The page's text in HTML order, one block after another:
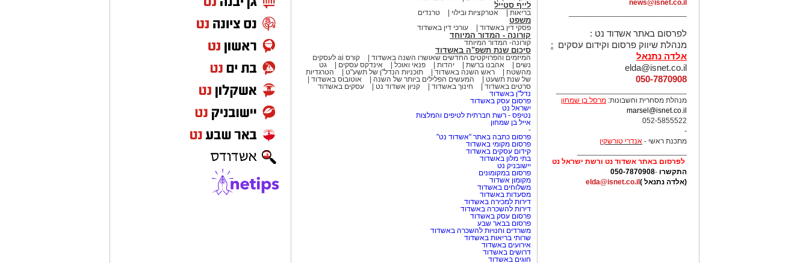
news@isnet.co.il
לפרסום באתר אשדוד נט :
מנהלת שיווק פרסום וקידום עסקים :
אלדה נתנאל
elda@isnet.co.il
050-7870908
מנהלת מסחרית וחשבונות: מרסל בן שמחון
marsel@isnet.co.il
052-5855522
-
מתכנת ראשי - אנדרי טורשקין
לפרסום באתר אשדוד נט ורשת ישראל נט
התקשרו -
050-7870908
(אלדה נתנאל ) elda@isnet.co.il
לייף סטייל
בריאות אטרקציות ובילוי טרנדים
משפט
פסקי דין באשדוד עורכי דין באשדוד
קורונה - המדור המיוחד
קורונה- המדור המיוחד
סיכום שנת תשפ"ה באשדוד
המיזמים והפרויקטים החדשים שאושרו השנה באשדוד
קורס ai לעסקים
נשים
אהבנו ברשת יהדות פנאי ואוכל אינדקס עסקים
גט
מהשטח
ראש השנה באשדוד תוכניות הנדל"ן של תשע"ט
הטרגדיות
של שנת תשעט
המעשים הפלילים ביותר של השנה
אוטובוס באשדוד
סרטים באשדוד
חינוך באשדוד קניון אשדוד נט
עסקים באשדוד
נדל"ן באשדוד
פרסום עסק באשדוד
ישראל נט
נטיפס - רשת חברתית לטיפים והמלצות
אייל בן שמחון
-
פרסום כתבה באתר "אשדוד נט"
פרסום מקומי באשדוד
קידום עסקים באשדוד
בתי מלון באשדוד
יישובניק נט
פרסום במקומונים
מקומון אשדוד
משלוחים באשדוד
מסעדות באשדוד
דירות למכירה באשדוד
דירות להשכרה באשדוד
פרסום עסק באשדוד
פרסום בבאר שבע
משרדים וחנויות להשכרה באשדוד
שרותי בריאות באשדוד
אירועים באשדוד
דרושים באשדוד
חוגים באשדוד